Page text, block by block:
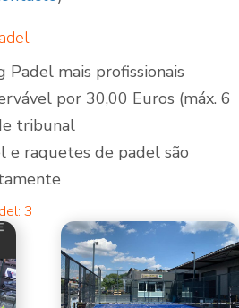
Padel mais profissionais
por 30,00 Euros (máx. 6
tribunal
e raquetes de padel são
3